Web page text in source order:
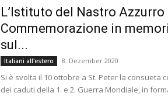
L’Istituto del Nastro Azzurro
Commemorazione in
sul...
Italiani all'estero 8. Dezember 2020
Si è svolta il 10 ottobre a St. Peter la consueta
dei caduti della 1. e 2. Guerra Mondiale, in